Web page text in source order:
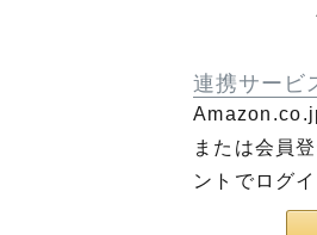
連携サービ
または会員
ントでログ